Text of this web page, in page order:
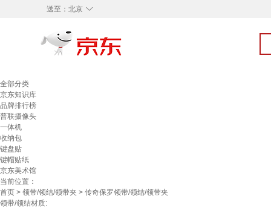
◇
送至： 北京
全部分类
京东知识库
品牌排行榜
普联摄像头
一体机
收纳包
键盘贴
键帽贴纸
京东美术馆
当前位置：
首页 > 领带/领结/领带夹 > 传奇保罗领带/领结/领带夹
领带/领结材质: